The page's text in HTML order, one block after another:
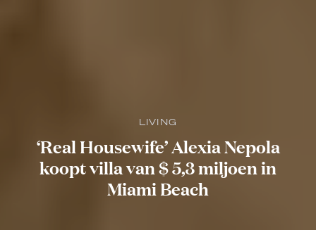
LIVING
‘Real Housewife’ Alexia Nepola
koopt villa van $ 5,3 miljoen in
Miami Beach